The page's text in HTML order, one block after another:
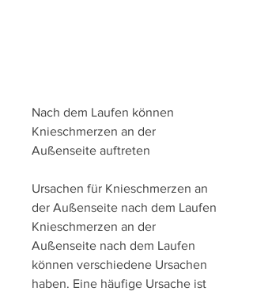
Nach dem Laufen können
Knieschmerzen an der
Außenseite auftreten
Ursachen für Knieschmerzen an
der Außenseite nach dem Laufen
Knieschmerzen an der
Außenseite nach dem Laufen
können verschiedene Ursachen
haben. Eine häufige Ursache ist